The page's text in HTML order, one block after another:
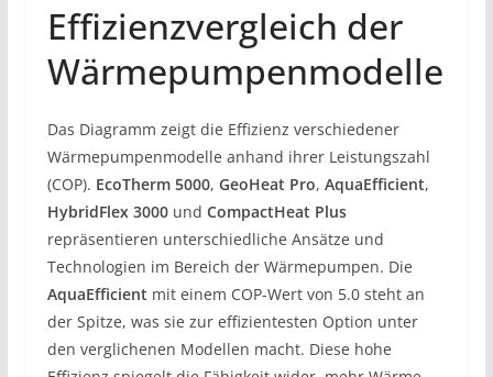
Effizienzvergleich der
Wärmepumpenmodelle
Das Diagramm zeigt die Effizienz verschiedener
Wärmepumpenmodelle anhand ihrer Leistungszahl
(COP). EcoTherm 5000, GeoHeat Pro, AquaEfficient,
HybridFlex 3000und CompactHeat Plus
repräsentieren unterschiedliche Ansätze und
Technologien im Bereich der Wärmepumpen. Die
AquaEfficient mit einem COP-Wert von 5.0 steht an
der Spitze, was sie zur effizientesten Option unter
den verglichenen Modellen macht. Diese hohe